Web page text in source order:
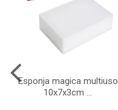
Esponja magica multiuso
10x7x3cm ...